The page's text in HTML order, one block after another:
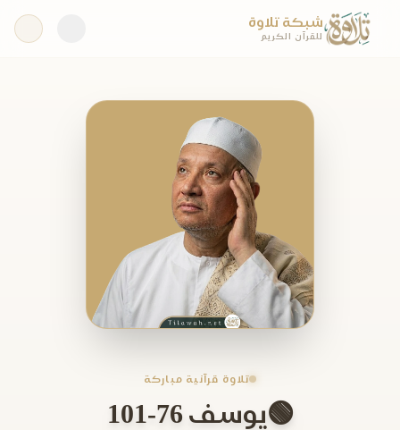
شبكة تلاوة
للقرآن الكريم
تلاوة قرآنية مباركة
🟢يوسف 76-101